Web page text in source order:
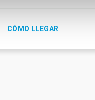
CÓMO LLEGAR